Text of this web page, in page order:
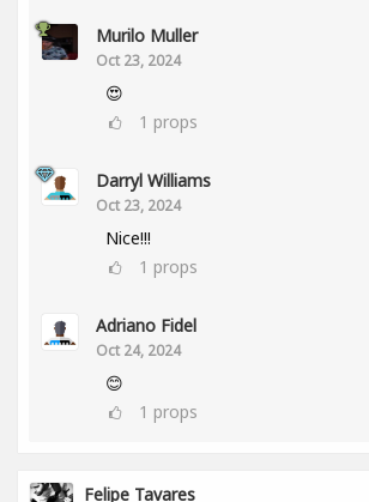
Murilo Muller
Oct 23, 2024
😍
1 props
Darryl Williams
Oct 23, 2024
Nice!!!
1 props
Adriano Fidel
Oct 24, 2024
😊
1 props
Felipe Tavares